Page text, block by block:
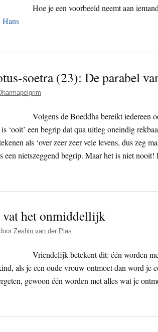
Hoe je een voorbeeld neemt aan
soetra (23): De parabel
Volgens de Boeddha bereikt iedereen
‘ooit’ een begrip dat qua uitleg oneindig
als ‘over zeer zeer vele levens, dus zeg
een nietszeggend begrip. Maar het is niet
vat het onmiddellijk
Zeshin van der Plas
Vriendelijk betekent dit: één worden
als je een oude vrouw ontmoet dan word je
gewoon één worden met alles wat je